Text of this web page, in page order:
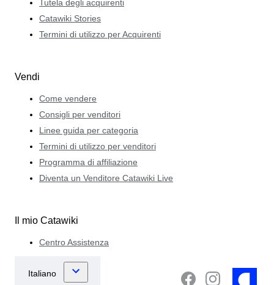
Tutela degli acquirenti
Catawiki Stories
Termini di utilizzo per Acquirenti
Vendi
Come vendere
Consigli per venditori
Linee guida per categoria
Termini di utilizzo per venditori
Programma di affiliazione
Diventa un Venditore Catawiki Live
Il mio Catawiki
Centro Assistenza